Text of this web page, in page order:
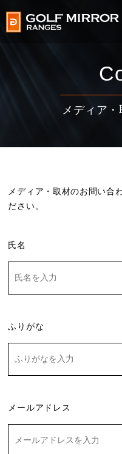
メディア
メディア・取材のお問い合
ださい。
氏名
ふりがな
メールアドレス